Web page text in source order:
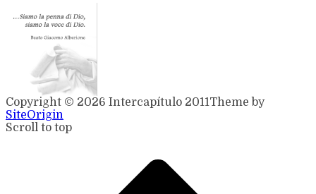
Copyright © 2026 Intercapítulo 2011Theme by
SiteOrigin
Scroll to top